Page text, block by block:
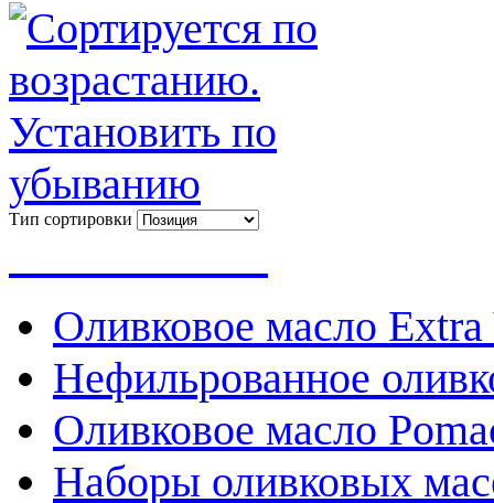
Тип сортировки
Оливковое масло
Нефильрованное
Оливковое масло
Наборы оливковых